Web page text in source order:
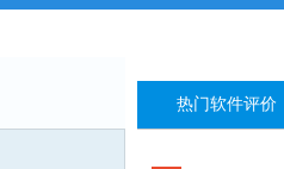
热门软件评价